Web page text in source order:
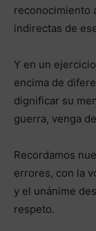
reconocimiento
indirectas de
Y en un
encima de
dignificar su
guerra, venga
Recordamos
errores, con la
y el unánime
respeto.